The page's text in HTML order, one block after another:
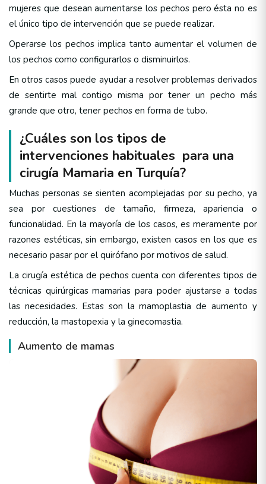
mujeres que desean aumentarse los pechos pero ésta no es
el único tipo de intervención que se puede realizar.
Operarse los pechos implica tanto aumentar el volumen de
los pechos como configurarlos o disminuirlos.
En otros casos puede ayudar a resolver problemas derivados
de sentirte mal contigo misma por tener un pecho más
grande que otro, tener pechos en forma de tubo.
¿Cuáles son los tipos de
intervenciones habituales para una
cirugía Mamaria en Turquía?
Muchas personas se sienten acomplejadas por su pecho, ya
sea por cuestiones de tamaño, firmeza, apariencia o
funcionalidad. En la mayoría de los casos, es meramente por
razones estéticas, sin embargo, existen casos en los que es
necesario pasar por el quirófano por motivos de salud.
La cirugía estética de pechos cuenta con diferentes tipos de
técnicas quirúrgicas mamarias para poder ajustarse a todas
las necesidades. Estas son la mamoplastia de aumento y
reducción, la mastopexia y la ginecomastia.
Aumento de mamas